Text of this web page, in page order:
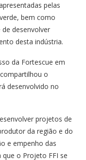
pelas
bem como
desenvolver
desta indústria.
da Fortescue em
o
desenvolvido no
projetos de
da região e do
e empenho das
que o Projeto FFI se